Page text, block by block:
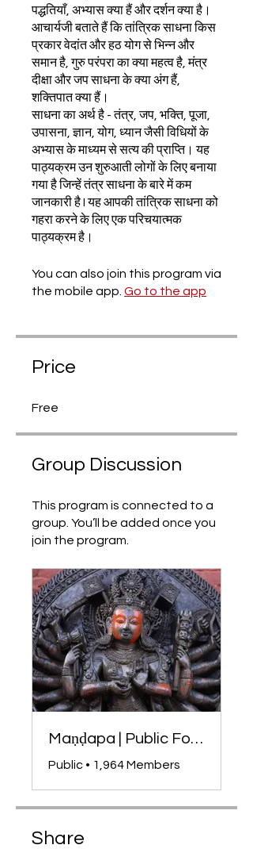
पद्धतियाँ, अभ्यास क्या हैं और दर्शन क्या है।
आचार्यजी बताते हैं कि तांत्रिक साधना किस
प्रकार वेदांत और हठ योग से भिन्न और
समान है, गुरु परंपरा का क्या महत्व है, मंत्र
दीक्षा और जप साधना के क्या अंग हैं,
शक्तिपात क्या हैं।
साधना का अर्थ है - तंत्र, जप, भक्ति, पूजा,
उपासना, ज्ञान, योग, ध्यान जैसी विधियों के
अभ्यास के माध्यम से सत्य की प्राप्ति। यह
पाठ्यक्रम उन शुरुआती लोगों के लिए बनाया
गया है जिन्हें तंत्र साधना के बारे में कम
जानकारी है I यह आपकी तांत्रिक साधना को
गहरा करने के लिए एक परिचयात्मक
You can also join this program via
the mobile app. Go to the app
Price
Free
Group Discussion
This program is connected to a
group. You’ll be added once you
join the program.
Maṇḍapa | Public Forum
Public • 1,964 Members
Share